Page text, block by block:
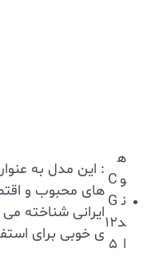
ه
و
ن
د
ا
C
G
۱۲
۵
: این مدل به
‌های محبوب و
ایرانی شناخته
ی خوبی برای